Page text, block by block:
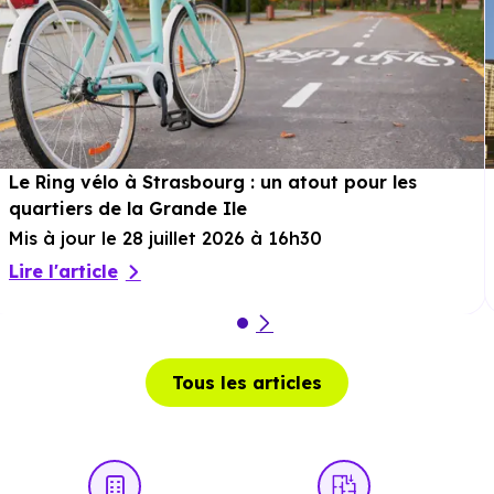
Musée :Musée du Château des Rohan à 1.6 km, soit 2
min en voiture ou à 1.3 km, soit 15 min à pied.
Restaurant :Tokyo Sushi
à 454 m, soit 0 min en voiture
ou à 454 m, soit 6 min à pied
Services :
Police :Gendarmerie - Brigade de Saverne
soit 0 min en voiture ou à 240 m, soit 3 min à pied
voiture ou à 1.6 km, soit 20 min à pied
min en voiture ou à 1.1 km, soit 13 min à pied
Le Ring vélo à Strasbourg : un atout pour les
quartiers de la Grande Ile
Mis à jour le 28 juillet 2026 à 16h30
Lire l'article
Tous les articles